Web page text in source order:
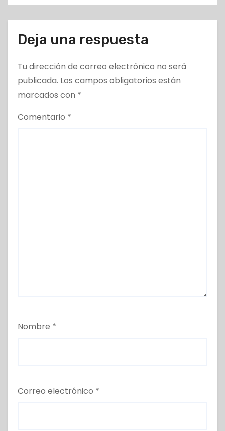
Deja una respuesta
Tu dirección de correo electrónico no será
publicada. Los campos obligatorios están
marcados con *
Comentario *
Nombre *
Correo electrónico *